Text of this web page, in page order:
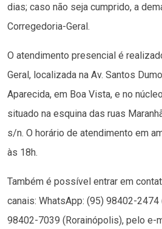
dias; caso não seja cumprido, a
Corregedoria-Geral.
O atendimento presencial é
Geral, localizada na Av. Santos
Aparecida, em Boa Vista, e no
situado na esquina das ruas
s/n. O horário de atendimento em
às 18h.
Também é possível entrar em
canais: WhatsApp: (95) 98402-2474
98402-7039 (Rorainópolis), pelo e-